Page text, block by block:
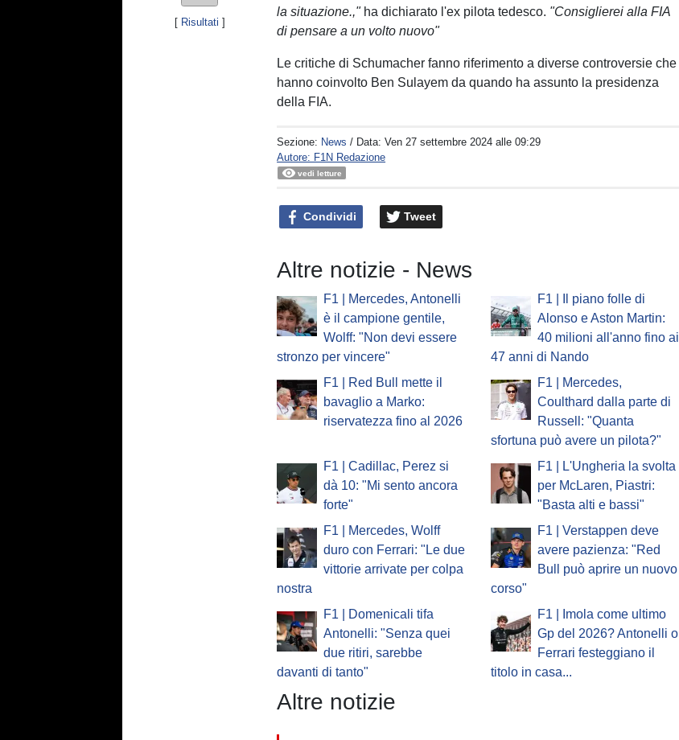
[ Risultati ]
la situazione.,"ha dichiarato l'ex pilota tedesco. "Consiglierei alla FIA
di pensare a un volto nuovo"
Le critiche di Schumacher fanno riferimento a diverse controversie che
hanno coinvolto Ben Sulayem da quando ha assunto la presidenza
della FIA.
Sezione: News / Data:Ven 27 settembre 2024 alle 09:29
Autore: F1N Redazione
vedi letture
Condividi Tweet
Altre notizie - News
F1 | Mercedes, Antonelli
è il campione gentile,
Wolff: "Non devi essere
stronzo per vincere"
F1 | Il piano folle di
Alonso e Aston Martin:
40 milioni all'anno fino ai
47 anni di Nando
F1 | Red Bull mette il
bavaglio a Marko:
riservatezza fino al 2026
F1 | Mercedes,
Coulthard dalla parte di
Russell: "Quanta
sfortuna può avere un pilota?"
F1 | Cadillac, Perez si
dà 10: "Mi sento ancora
forte"
F1 | L'Ungheria la svolta
per McLaren, Piastri:
"Basta alti e bassi"
F1 | Mercedes, Wolff
duro con Ferrari: "Le due
vittorie arrivate per colpa
nostra
F1 | Verstappen deve
avere pazienza: "Red
Bull può aprire un nuovo
corso"
F1 | Domenicali tifa
Antonelli: "Senza quei
due ritiri, sarebbe
davanti di tanto"
F1 | Imola come ultimo
Gp del 2026? Antonelli o
Ferrari festeggiano il
titolo in casa...
Altre notizie